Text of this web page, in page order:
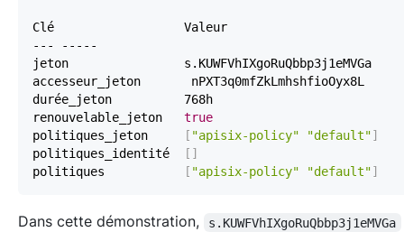
renouvelable_jeton true
politiques_jeton
[ "apisix-policy" "default"]
politiques_identité
[ ]
politiques
[ "apisix-policy" "default"]
Dans cette démonstration, s.KUWFVhIXgoRuQbbp3j1eMVGa